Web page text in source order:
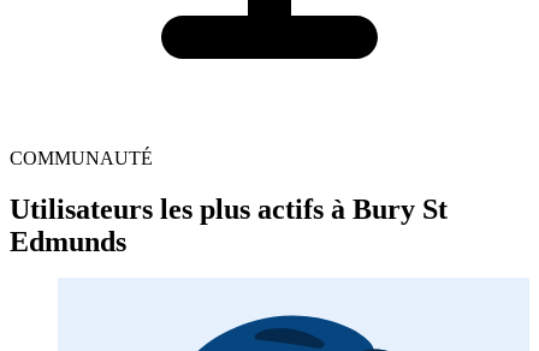
COMMUNAUTÉ
Utilisateurs les plus actifs à Bury St
Edmunds